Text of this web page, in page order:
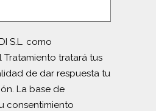
S.L. como
Tratamiento tratará tus
de dar respuesta tu
La base de
consentimiento